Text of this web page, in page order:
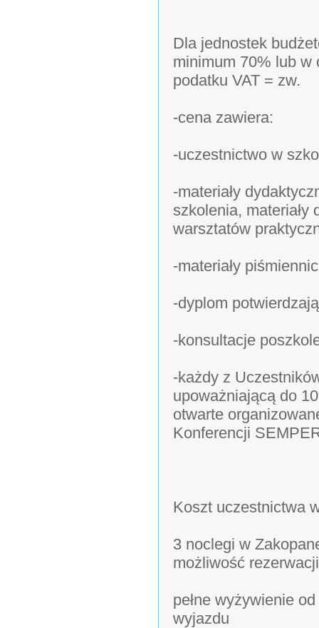
Dla jednostek
minimum 70% lub w
podatku VAT = zw.
-cena zawiera:
-uczestnictwo w
-materiały
szkolenia, materiały
warsztatów
-materiały
-dyplom
-konsultacje
-każdy z
upoważniającą do
otwarte
Konferencji
Koszt uczestnictwa
3 noclegi w
możliwość
pełne wyżywienie
wyjazdu